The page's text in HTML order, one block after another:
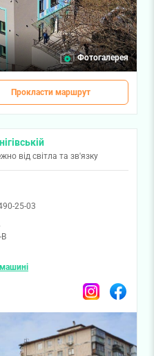
Фотогалерея
Прокласти маршрут
від світла та зв'язку
25-03
В
InstagramFacebook